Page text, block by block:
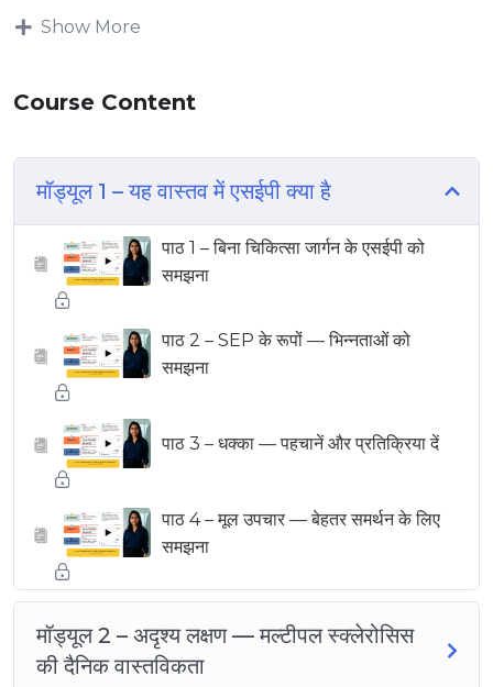
Show More
Course Content
मॉड्यूल 1 – यह वास्तव में एसईपी क्या है
▶
पाठ 1 – बिना चिकित्सा जार्गन के एसईपी को
समझना
▶
पाठ 2 – SEP के रूपों — भिन्नताओं को
समझना
▶ पाठ 3 – धक्का — पहचानें और प्रतिक्रिया दें
▶
पाठ 4 – मूल उपचार — बेहतर समर्थन के लिए
समझना
मॉड्यूल 2 – अदृश्य लक्षण — मल्टीपल स्क्लेरोसिस
की दैनिक वास्तविकता